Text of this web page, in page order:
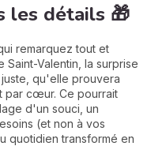
les détails 🎁
remarquez tout et
Valentin, la surprise
qu'elle prouvera
par cœur. Ce pourrait
d'un souci, un
(et non à vos
quotidien transformé en